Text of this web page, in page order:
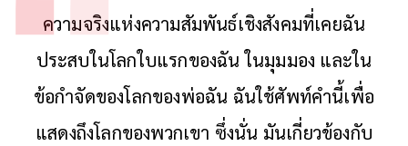
ความจริงแห่งความสัมพันธ์เชิงสังคมที่เคยฉัน
ประสบในโลกใบแรกของฉัน ในมุมมอง และใน
ข้อกำจัดของโลกของพ่อฉัน ฉันใช้ศัพท์คำนี้เพื่อ
แสดงถึงโลกของพวกเขา ซึ่งนั่น มันเกี่ยวข้องกับ